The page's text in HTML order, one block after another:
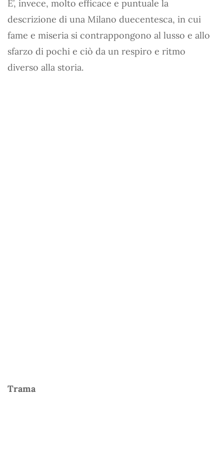
E’, invece, molto efficace e puntuale la
descrizione di una Milano duecentesca, in cui
fame e miseria si contrappongono al lusso e allo
sfarzo di pochi e ciò da un respiro e ritmo
diverso alla storia.
Trama